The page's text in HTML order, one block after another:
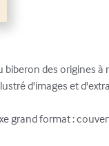
biberon des origines
d'images et
grand format :